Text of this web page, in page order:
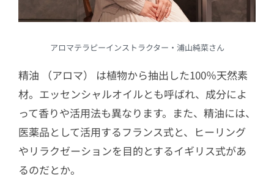
アロマテラピーインストラクター・浦山純菜さん
精油 （アロマ） は植物から抽出した100％天然素
材。エッセンシャルオイルとも呼ばれ、成分によ
って香りや活用法も異なります。また、精油には、
医薬品として活用するフランス式と、ヒーリング
やリラクゼーションを目的とするイギリス式があ
るのだとか。